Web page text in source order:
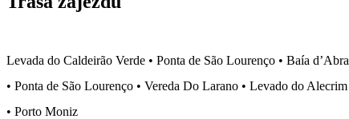
Levada do Caldeirão Verde • Ponta de São Lourenço • Baía d’Abra
• Ponta de São Lourenço • Vereda Do Larano • Levado do Alecrim
• Porto Moniz